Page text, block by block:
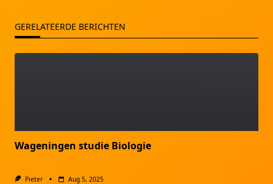
GERELATEERDE BERICHTEN
Wageningen studie Biologie
Pieter Aug 5, 2025